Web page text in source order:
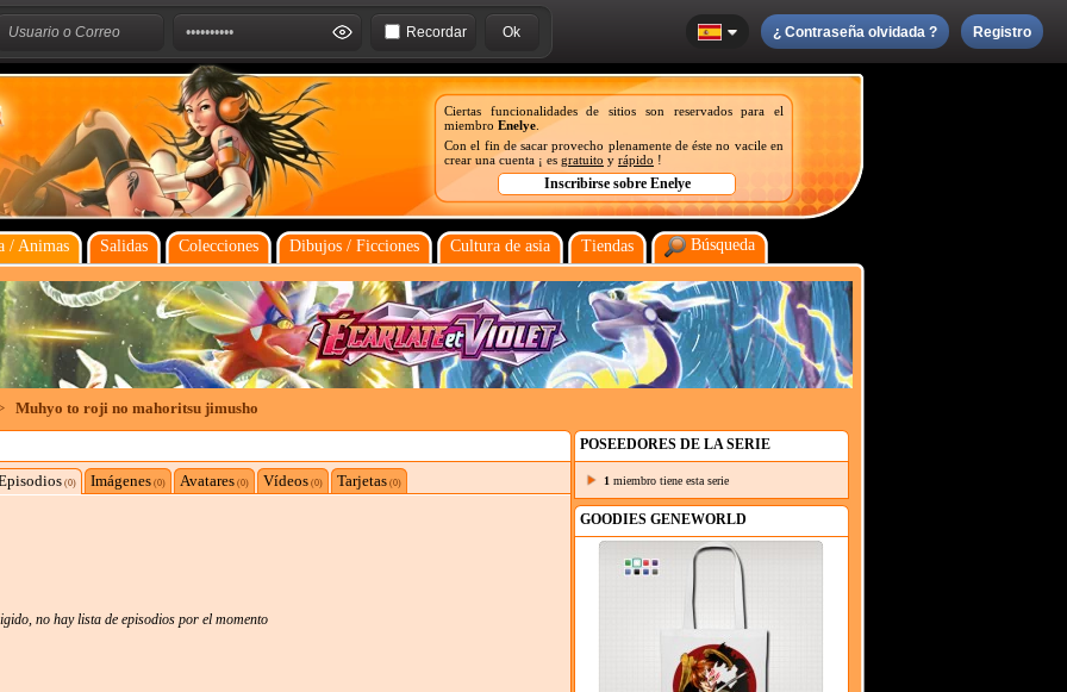
Recordar ¿ Contraseña olvidada ? Registro
Ciertas funcionalidades de sitios son reservados para el
miembro Enelye
Con el fin de sacar provecho plenamente de éste no vacile en
crear una cuenta ¡ es gratuito y rápido !
/ Animas Salidas Colecciones Dibujos / Ficciones Cultura de asia Tiendas Búsqueda
Muhyo to roji no mahoritsu jimusho
(0) Imágenes(0) Avatares(0) Vídeos(0) Tarjetas(0)
no hay lista de episodios por el momento
POSEEDORES DE LA SERIE
1 miembro tiene esta serie
GOODIES GENEWORLD